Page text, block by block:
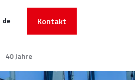
de Kontakt
40 Jahre